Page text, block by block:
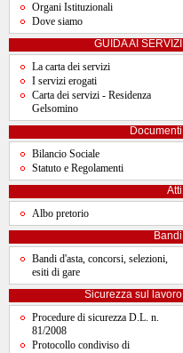
Organi Istituzionali
Dove siamo
GUIDA AI SERVIZI
La carta dei servizi
I servizi erogati
Carta dei servizi - Residenza
Gelsomino
Documenti
Bilancio Sociale
Statuto e Regolamenti
Atti
Albo pretorio
Bandi
Bandi d'asta, concorsi, selezioni,
esiti di gare
Sicurezza sul lavoro
Procedure di sicurezza D.L. n.
81/2008
Protocollo condiviso di